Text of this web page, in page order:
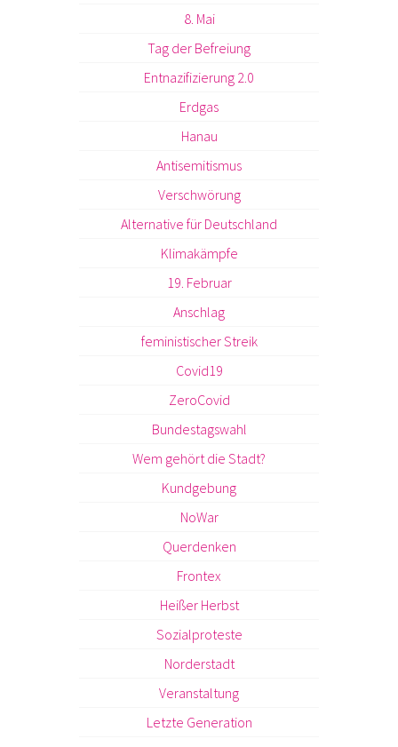
8. Mai
Tag der Befreiung
Entnazifizierung 2.0
Erdgas
Hanau
Antisemitismus
Verschwörung
Alternative für Deutschland
Klimakämpfe
19. Februar
Anschlag
feministischer Streik
Covid19
ZeroCovid
Bundestagswahl
Wem gehört die Stadt?
Kundgebung
NoWar
Querdenken
Frontex
Heißer Herbst
Sozialproteste
Norderstadt
Veranstaltung
Letzte Generation